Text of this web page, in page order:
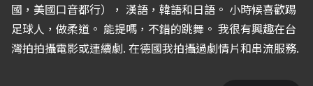
國，美國口音都行）， 漢語，韓語和日語。 小時候喜歡踢
足球人，做柔道。 能提嗎，不錯的跳舞。 我很有興趣在台
灣拍拍攝電影或連續劇. 在德國我拍攝過劇情片和串流服務.